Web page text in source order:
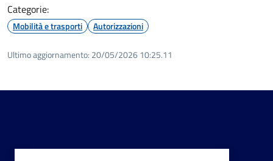
Categorie:
Mobilità e trasporti Autorizzazioni
Ultimo aggiornamento: 20/05/2026 10:25.11